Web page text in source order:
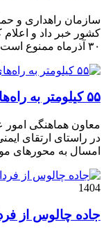
۳۰ آذرماه ممنوع است.
۵۵ کیلومتر به راه‌های لرستان افزوده می‌شود
در راستای ارتقای
امسال به محورهای
1404
جاده چالوس از فردا